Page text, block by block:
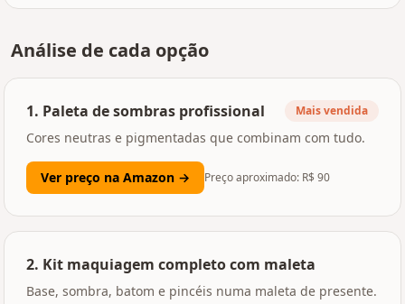
Análise de cada opção
1. Paleta de sombras profissional Mais vendida
Cores neutras e pigmentadas que combinam com tudo.
Ver preço na Amazon → Preço aproximado: R$ 90
2. Kit maquiagem completo com maleta
Base, sombra, batom e pincéis numa maleta de presente.